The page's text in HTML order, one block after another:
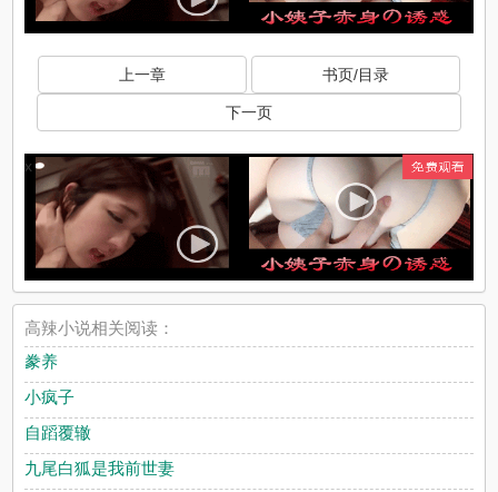
上一章 书页/目录
下一页
x
高辣小说相关阅读：
豢养
小疯子
自蹈覆辙
九尾白狐是我前世妻